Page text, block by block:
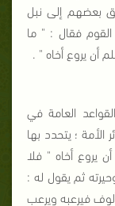
بعضهم إلى نبل
فقال : " ما
أن يروع أخاه " .
العامة في
؛ يتحدد بها
يروع أخاه " فلا
ثم يقول له :
فيرعبه ويرعب